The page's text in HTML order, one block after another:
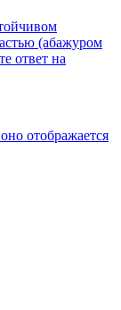
(абажуром
ответ на
отображается